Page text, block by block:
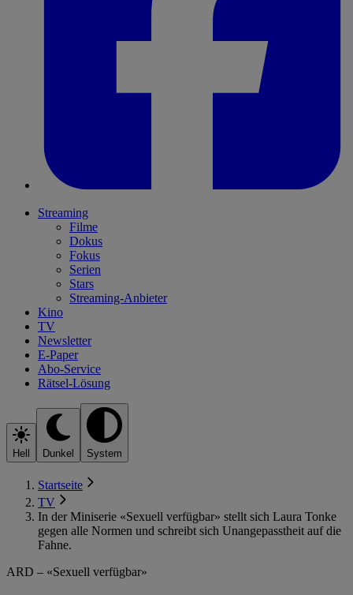
Streaming
Filme
Dokus
Fokus
Serien
Stars
Streaming-Anbieter
Kino
TV
Newsletter
E-Paper
Abo-Service
Rätsel-Lösung
Hell Dunkel System
Startseite
TV
In der Miniserie «Sexuell verfügbar» stellt sich Laura Tonke
gegen alle Normen und schreibt sich Unangepasstheit auf die
Fahne.
ARD – «Sexuell verfügbar»